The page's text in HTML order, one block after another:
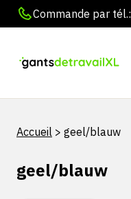
Commande par tél.:
Accueil > geel/blauw
geel/blauw